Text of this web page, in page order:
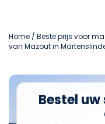
Home / Beste prijs voor
van Mazout in
Bestel